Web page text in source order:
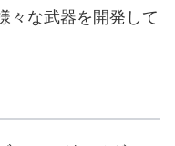
々な武器を開発して